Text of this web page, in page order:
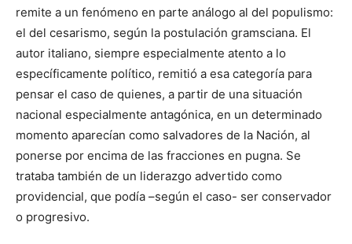
remite a un fenómeno en parte análogo al del populismo:
el del cesarismo, según la postulación gramsciana. El
autor italiano, siempre especialmente atento a lo
específicamente político, remitió a esa categoría para
pensar el caso de quienes, a partir de una situación
nacional especialmente antagónica, en un determinado
momento aparecían como salvadores de la Nación, al
ponerse por encima de las fracciones en pugna. Se
trataba también de un liderazgo advertido como
providencial, que podía –según el caso- ser conservador
o progresivo.